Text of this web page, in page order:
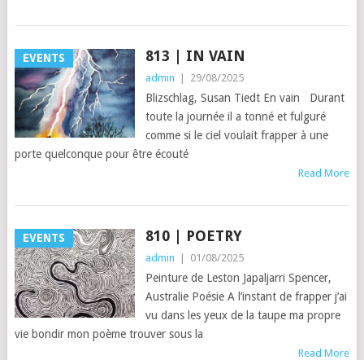
EVENTS 813 | IN VAIN
admin 29/08/2025
Blizschlag, Susan Tiedt En vain Durant
toute la journée il a tonné et fulguré
comme si le ciel voulait frapper à une
porte quelconque pour être écouté
Read More
EVENTS 810 | POETRY
admin 01/08/2025
Peinture de Leston Japaljarri Spencer,
Australie Poésie A l’instant de frapper j’ai
vu dans les yeux de la taupe ma propre
vie bondir mon poème trouver sous la
Read More